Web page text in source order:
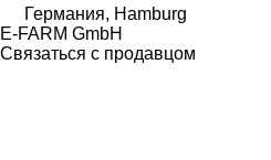
Германия, Hamburg
E-FARM GmbH
Связаться с продавцом